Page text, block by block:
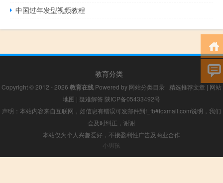
中国过年发型视频教程
教育分类
Copyright © 2012 - 2026 教育在线 Powered by 网站分类目录 | 精选推荐文章 | 网站
地图 | 疑难解答 陕ICP备05433492号
声明：本站内容来自互联网，如信息有错误可发邮件到f_fb#foxmail.com说明，我们
会及时纠正，谢谢
本站仅为个人兴趣爱好，不接盈利性广告及商业合作
小男孩